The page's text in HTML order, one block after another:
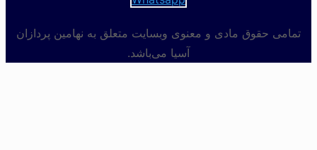
تمامی حقوق مادی و معنوی وبسایت متعلق به نهامین پردازان
آسیا می‌باشد.